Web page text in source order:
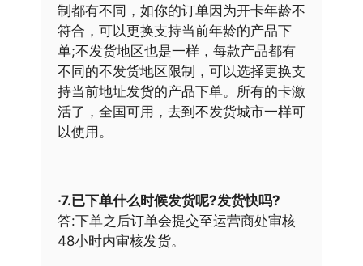
制都有不同，如你的订单因为开卡年龄不
符合，可以更换支持当前年龄的产品下
单;不发货地区也是一样，每款产品都有
不同的不发货地区限制，可以选择更换支
持当前地址发货的产品下单。所有的卡激
活了，全国可用，去到不发货城市一样可
以使用。
·7.已下单什么时候发货呢?发货快吗?
答:下单之后订单会提交至运营商处审核
48小时内审核发货。